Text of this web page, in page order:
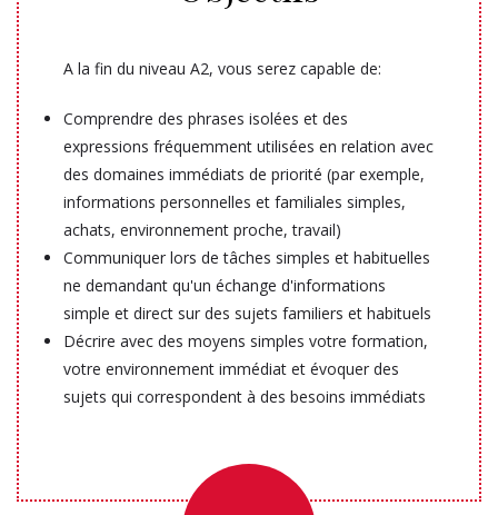
A la fin du niveau A2, vous serez capable de:
Comprendre des phrases isolées et des
expressions fréquemment utilisées en relation avec
des domaines immédiats de priorité (par exemple,
informations personnelles et familiales simples,
achats, environnement proche, travail)
Communiquer lors de tâches simples et habituelles
ne demandant qu'un échange d'informations
simple et direct sur des sujets familiers et habituels
Décrire avec des moyens simples votre formation,
votre environnement immédiat et évoquer des
sujets qui correspondent à des besoins immédiats